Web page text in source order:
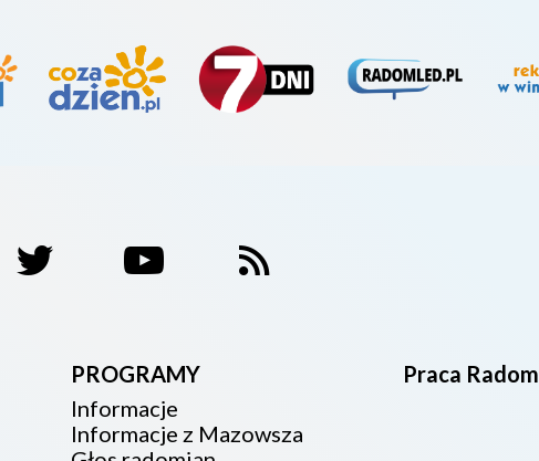
PROGRAMY
Informacje
Informacje z Mazowsza
Praca Radom